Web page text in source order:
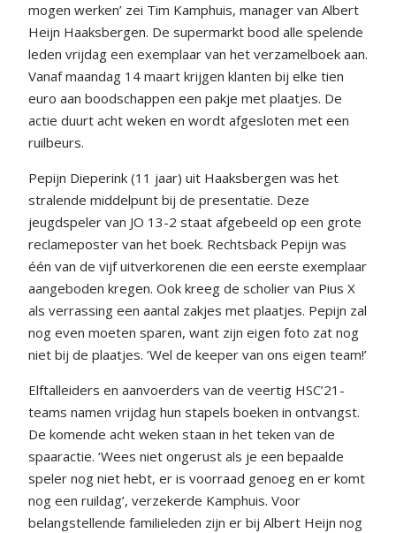
mogen werken’ zei Tim Kamphuis, manager van Albert
Heijn Haaksbergen. De supermarkt bood alle spelende
leden vrijdag een exemplaar van het verzamelboek aan.
Vanaf maandag 14 maart krijgen klanten bij elke tien
euro aan boodschappen een pakje met plaatjes. De
actie duurt acht weken en wordt afgesloten met een
ruilbeurs.
Pepijn Dieperink (11 jaar) uit Haaksbergen was het
stralende middelpunt bij de presentatie. Deze
jeugdspeler van JO 13-2 staat afgebeeld op een grote
reclameposter van het boek. Rechtsback Pepijn was
één van de vijf uitverkorenen die een eerste exemplaar
aangeboden kregen. Ook kreeg de scholier van Pius X
als verrassing een aantal zakjes met plaatjes. Pepijn zal
nog even moeten sparen, want zijn eigen foto zat nog
niet bij de plaatjes. ‘Wel de keeper van ons eigen team!’
Elftalleiders en aanvoerders van de veertig HSC’21-
teams namen vrijdag hun stapels boeken in ontvangst.
De komende acht weken staan in het teken van de
spaaractie. ‘Wees niet ongerust als je een bepaalde
speler nog niet hebt, er is voorraad genoeg en er komt
nog een ruildag’, verzekerde Kamphuis. Voor
belangstellende familieleden zijn er bij Albert Heijn nog